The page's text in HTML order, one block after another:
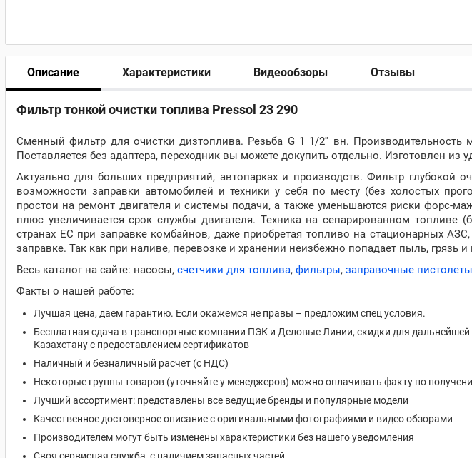
Описание Характеристики Видеообзоры Отзывы
Фильтр тонкой очистки топлива Pressol 23 290
Сменный фильтр для очистки дизтоплива. Резьба G 1 1/2'' вн.
Поставляется без адаптера, переходник вы можете докупить отдельно. Изготовлен из
Актуально для больших предприятий, автопарках и производств. Фильтр глубокой
возможности заправки автомобилей и техники у себя по месту (без холостых
простои на ремонт двигателя и системы подачи, а также уменьшаются риски форс-
плюс увеличивается срок службы двигателя. Техника на сепарированном топливе
странах ЕС при заправке комбайнов, даже приобретая топливо на стационарных
заправке. Так как при наливе, перевозке и хранении неизбежно попадает пыль, грязь и
Весь каталог на сайте: насосы, счетчики для топлива, фильтры, заправочные пистолеты
Факты о нашей работе:
Лучшая цена, даем гарантию. Если окажемся не правы – предложим спец условия.
Бесплатная сдача в транспортные компании ПЭК и Деловые Линии, скидки для дальнейшей
Казахстану с предоставлением сертификатов
Наличный и безналичный расчет (с НДС)
Некоторые группы товаров (уточняйте у менеджеров) можно оплачивать факту по
Лучший ассортимент: представлены все ведущие бренды и популярные модели
Качественное достоверное описание с оригинальными фотографиями и видео обзорами
Производителем могут быть изменены характеристики без нашего уведомления